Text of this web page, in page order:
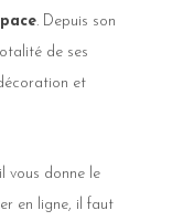
. Depuis son
de ses
et
vous donne le
en ligne, il faut